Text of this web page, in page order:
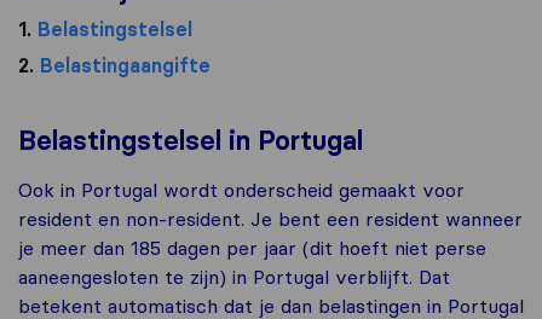
1. Belastingstelsel
2. Belastingaangifte
Belastingstelsel in Portugal
Ook in Portugal wordt onderscheid gemaakt voor
resident en non-resident. Je bent een resident wanneer
je meer dan 185 dagen per jaar (dit hoeft niet perse
aaneengesloten te zijn) in Portugal verblijft. Dat
betekent automatisch dat je dan belastingen in Portugal